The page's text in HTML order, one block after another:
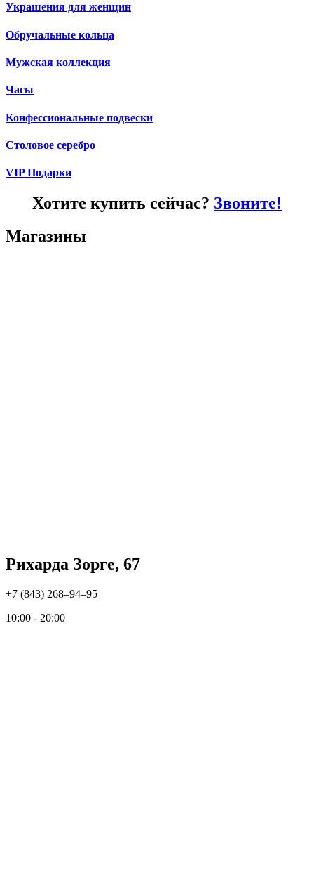
Украшения для женщин
Обручальные кольца
Мужская коллекция
Часы
Конфессиональные подвески
Столовое серебро
VIP Подарки
Хотите купить сейчас? Звоните!
Магазины
Рихарда Зорге, 67
+7 (843) 268‒94‒95
10:00 - 20:00